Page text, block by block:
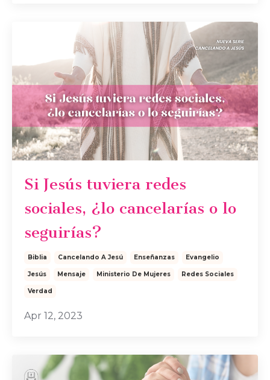
Si Jesús tuviera redes
sociales, ¿lo cancelarías o lo
seguirías?
Biblia Cancelando A Jesú Enseñanzas Evangelio
Jesús Mensaje Ministerio De Mujeres Redes Sociales
Verdad
Apr 12, 2023